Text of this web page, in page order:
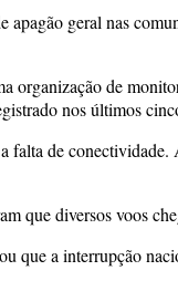
geral nas
organização de
nos últimos
falta de
que diversos voos
que a interrupção